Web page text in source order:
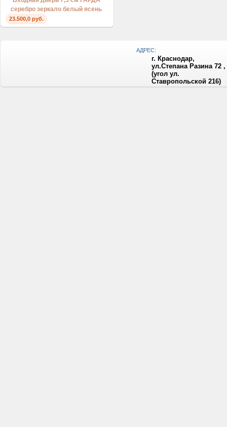
серебро зеркало белый ясень
23.500,0 руб.
АДРЕС:
г. Краснодар,
ул.Степана Разина 72 ,
(угол ул.
Ставропольской 216)